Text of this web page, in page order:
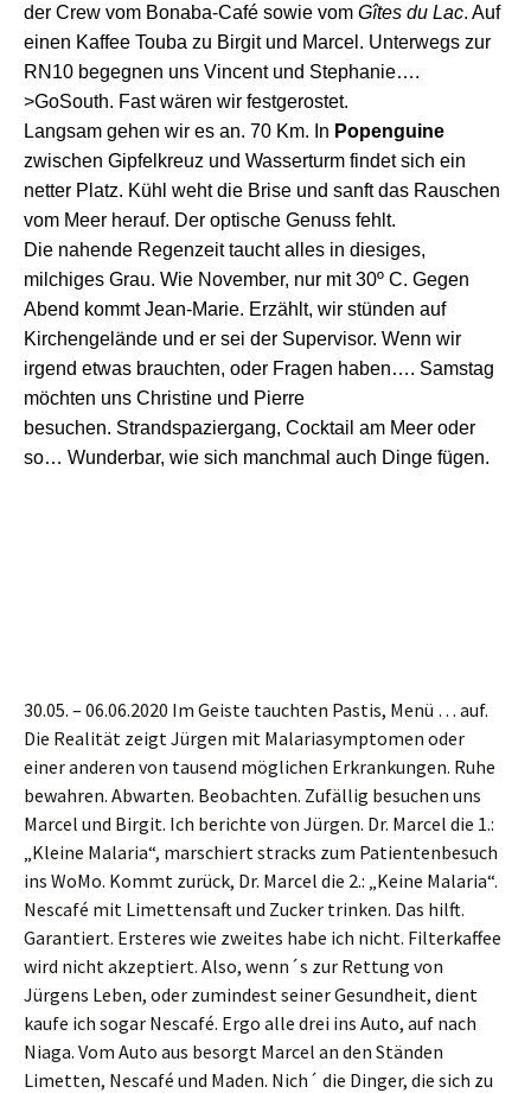
der Crew vom Bonaba-Café sowie vom Gîtes du Lac. Auf
einen Kaffee Touba zu Birgit und Marcel. Unterwegs zur
RN10 begegnen uns Vincent und Stephanie….
>GoSouth. Fast wären wir festgerostet.
Langsam gehen wir es an. 70 Km. In Popenguine
zwischen Gipfelkreuz und Wasserturm findet sich ein
netter Platz. Kühl wehtdie Brise und sanftdas Rauschen
vom Meer herauf. Der optische Genuss fehlt.
Die nahende Regenzeit taucht alles in diesiges,
milchiges Grau. Wie November, nur mit 30º C. Gegen
Abend kommt Jean-Marie. Erzählt, wir stünden auf
Kirchengelände und er sei der Supervisor. Wenn wir
irgend etwas brauchten, oder Fragen haben…. Samstag
möchten uns Christine und Pierre
besuchen. Strandspaziergang, Cocktail am Meer oder
so… Wunderbar, wie sich manchmal auch Dinge fügen.
30.05. – 06.06.2020 Im Geiste tauchten Pastis, Menü … auf.
Die Realität zeigt Jürgen mit Malariasymptomen oder
einer anderen von tausend möglichen Erkrankungen. Ruhe
bewahren. Abwarten. Beobachten. Zufällig besuchen uns
Marcel und Birgit. Ich berichte von Jürgen. Dr. Marcel die 1.:
„Kleine Malaria“, marschiert stracks zum Patientenbesuch
ins WoMo. Kommt zurück, Dr. Marcel die 2.: „Keine Malaria“.
Nescafé mit Limettensaft und Zucker trinken. Das hilft.
Garantiert. Ersteres wie zweites habe ich nicht. Filterkaffee
wird nicht akzeptiert. Also, wenn´s zur Rettung von
Jürgens Leben, oder zumindest seiner Gesundheit, dient
kaufe ich sogar Nescafé. Ergo alle drei ins Auto, auf nach
Niaga. Vom Auto aus besorgt Marcel an den Ständen
Limetten, Nescafé und Maden. Nich´ die Dinger, die sich zu